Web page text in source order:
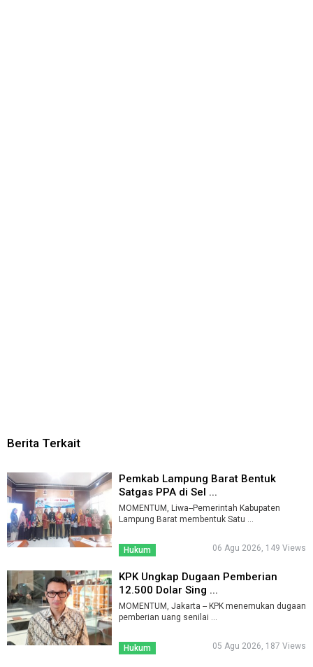
Berita Terkait
Pemkab Lampung Barat Bentuk
Satgas PPA di Sel ...
MOMENTUM, Liwa--Pemerintah Kabupaten
Lampung Barat membentuk Satu ...
Hukum 06 Agu 2026, 149 Views
KPK Ungkap Dugaan Pemberian
12.500 Dolar Sing ...
MOMENTUM, Jakarta -- KPK menemukan dugaan
Hukum 05 Agu 2026, 187 Views